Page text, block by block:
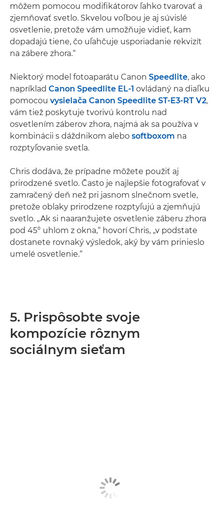
môžem pomocou modifikátorov ľahko tvarovať a
zjemňovať svetlo. Skvelou voľbou je aj súvislé
osvetlenie, pretože vám umožňuje vidieť, kam
dopadajú tiene, čo uľahčuje usporiadanie rekvizít
na zábere zhora.“
Niektorý model fotoaparátu Canon Speedlite, ako
napríklad Canon Speedlite EL-1 ovládaný na diaľku
pomocou vysielača Canon Speedlite ST-E3-RT V2,
vám tiež poskytuje tvorivú kontrolu nad
osvetlením záberov zhora, najmä ak sa používa v
kombinácii s dáždnikom alebo softboxom na
rozptyľovanie svetla.
Chris dodáva, že prípadne môžete použiť aj
prirodzené svetlo. Často je najlepšie fotografovať v
zamračený deň než pri jasnom slnečnom svetle,
pretože oblaky prirodzene rozptyľujú a zjemňujú
svetlo. „Ak si naaranžujete osvetlenie záberu zhora
pod 45° uhlom z okna,“ hovorí Chris, „v podstate
dostanete rovnaký výsledok, aký by vám prinieslo
umelé osvetlenie.“
5. Prispôsobte svoje
kompozície rôznym
sociálnym sieťam